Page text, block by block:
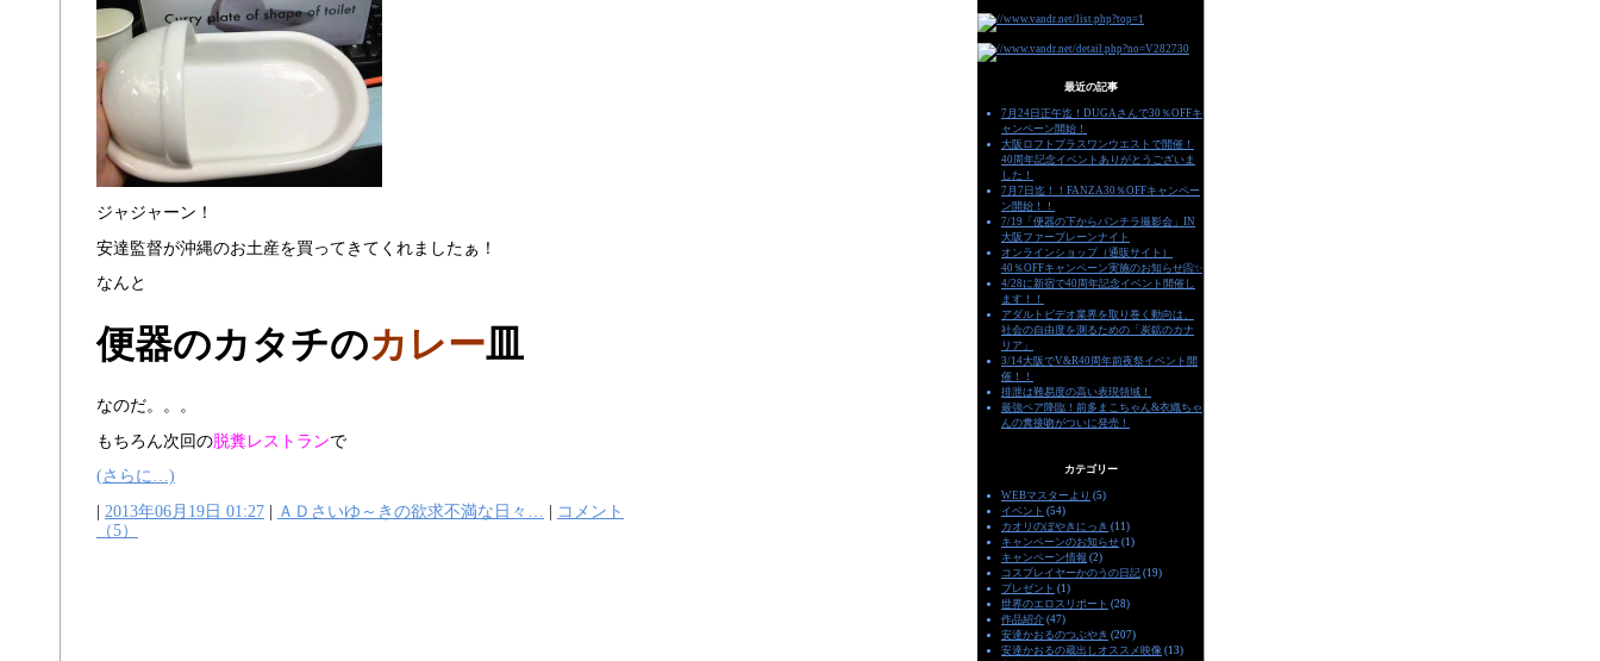
ジャジャーン！
安達監督が沖縄のお土産を買ってきてくれましたぁ！
なんと
便器のカタチのカレー皿
なのだ。。。
もちろん次回の脱糞レストランで
(さらに…)
2013年06月19日 01:27 ＡＤさいゆ～きの欲求不満な日々…
コメント
（5）
最近の記事
7月24日正午迄！DUGAさんで30％OFFキ
ャンペーン開始！
大阪ロフトプラスワンウエストで開催！
40周年記念イベントありがとうございま
した！
7月7日迄！！FANZA30％OFFキャンペー
ン開始！！
7/19「便器の下からパンチラ撮影会」IN
大阪ファープレーンナイト
オンラインショップ（通販サイト）
40％OFFキャンペーン実施のお知らせ📀✨
4/28に新宿で40周年記念イベント開催し
ます！！
アダルトビデオ業界を取り巻く動向は、
社会の自由度を測るための「炭鉱のカナ
リア」
3/14大阪でV&R40周年前夜祭イベント開
催！！
排泄は難易度の高い表現領域！
最強ペア降臨！前多まこちゃん&衣織ちゃ
んの糞接吻がついに発売！
カテゴリー
WEBマスターより (5)
イベント (54)
カオリのぼやきにっき (11)
キャンペーンのお知らせ (1)
キャンペーン情報 (2)
コスプレイヤーかのうの日記 (19)
プレゼント (1)
世界のエロスリポート (28)
作品紹介 (47)
安達かおるのつぶやき (207)
安達かおるの蔵出しオススメ映像 (13)